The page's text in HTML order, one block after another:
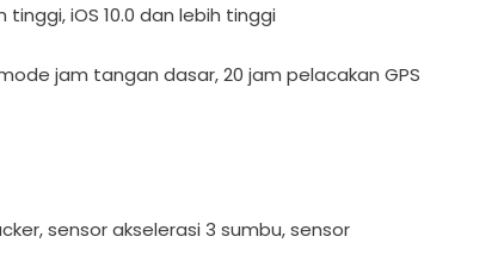
iOS 10.0 dan lebih tinggi
jam tangan dasar, 20 jam pelacakan GPS
sensor akselerasi 3 sumbu, sensor